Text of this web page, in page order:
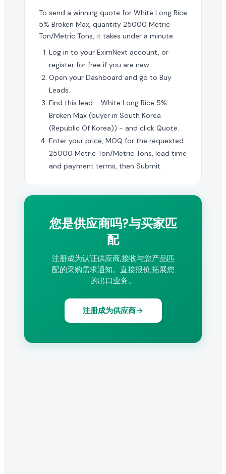
To send a winning quote for White Long Rice
5% Broken Max, quantity 25000 Metric
Ton/Metric Tons, it takes under a minute:
Log in to your EximNext account, or
register for free if you are new.
Open your Dashboard and go to Buy
Leads.
Find this lead - White Long Rice 5%
Broken Max (buyer in South Korea
(Republic Of Korea)) - and click Quote.
Enter your price, MOQ for the requested
25000 Metric Ton/Metric Tons, lead time
and payment terms, then Submit.
您是供应商吗?与买家匹
配
注册成为认证供应商,接收与您产品匹
配的采购需求通知。直接报价,拓展您
的出口业务。
注册成为供应商